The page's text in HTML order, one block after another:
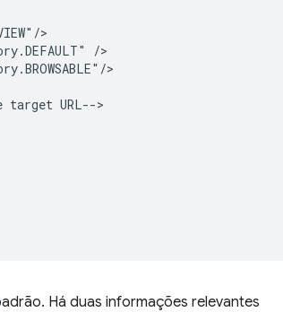
>
target
Há duas informações relevantes